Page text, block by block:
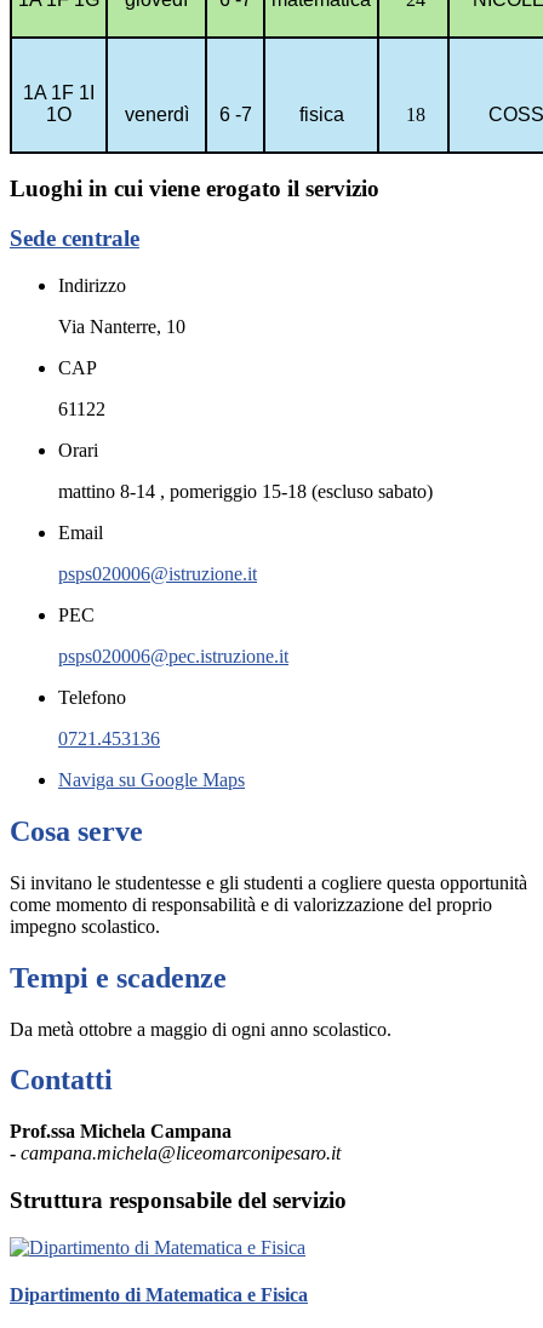
1A 1F 1I
1O
venerdì 6 -7 fisica 18
Luoghi in cui viene erogato il servizio
Sede centrale
Indirizzo
Via Nanterre, 10
CAP
61122
Orari
mattino 8-14 , pomeriggio 15-18 (escluso sabato)
Email
psps020006@istruzione.it
PEC
psps020006@pec.istruzione.it
Telefono
0721.453136
Naviga su Google Maps
Cosa serve
Si invitano le studentesse e gli studenti a cogliere questa opportunità
come momento di responsabilità e di valorizzazione del proprio
impegno scolastico.
Tempi e scadenze
Da metà ottobre a maggio di ogni anno scolastico.
Contatti
Prof.ssa Michela Campana
- campana.michela@liceomarconipesaro.it
Struttura responsabile del servizio
Dipartimento di Matematica e Fisica